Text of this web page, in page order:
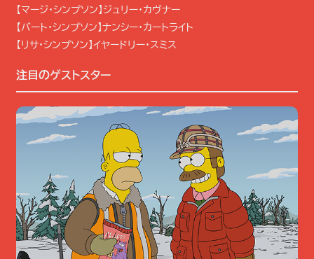
が続々登場するほか、2話構成の特別エピソードとして、ドラマ『フ
ァーゴ』とストリーミングテレビへのラブレターとして製作された＃
6＆＃7「深刻なフランダース 前編/後編」が登場。ポップカルチャ
【マージ・シンプソン】ジュリー・カヴナー
【バート・シンプソン】ナンシー・カートライト
【リサ・シンプソン】イヤードリー・スミス
注目のゲストスター